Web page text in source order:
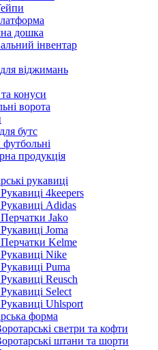
дошка
інвентар
віджимань
конуси
ворота
бутс
продукція
рукавиці
4keepers
Adidas
Jako
Joma
Kelme
Nike
Puma
Reusch
Select
Uhlsport
форма
светри та кофти
штани та шорти